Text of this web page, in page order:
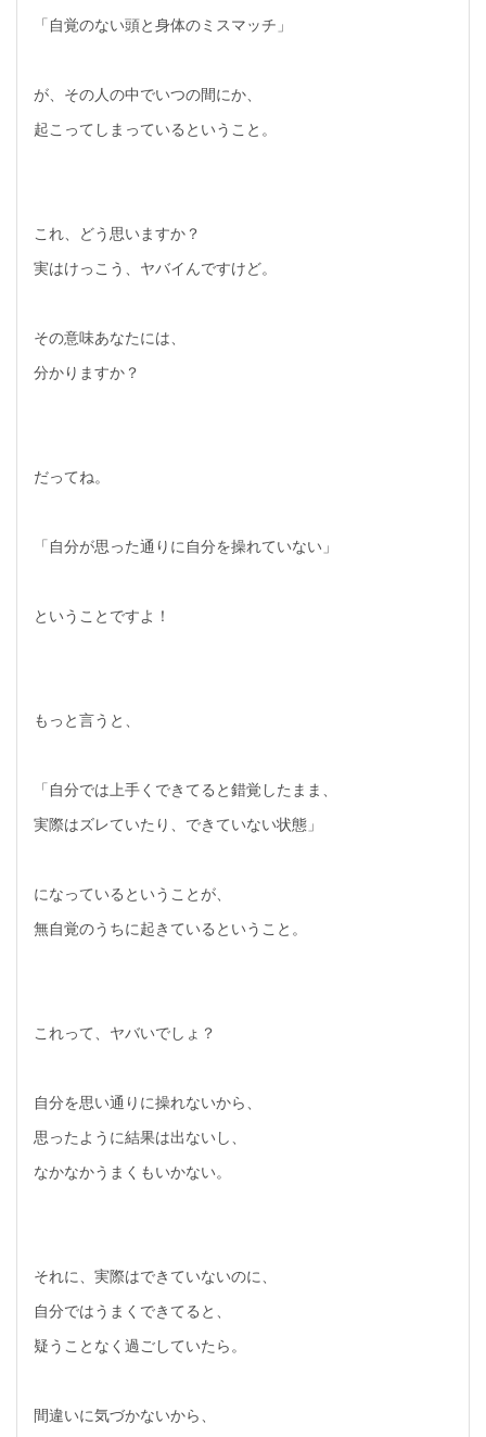
「自覚のない頭と身体のミスマッチ」
が、その人の中でいつの間にか、
起こってしまっているということ。
これ、どう思いますか？
実はけっこう、ヤバイんですけど。
その意味あなたには、
分かりますか？
だってね。
「自分が思った通りに自分を操れていない」
ということですよ！
もっと言うと、
「自分では上手くできてると錯覚したまま、
実際はズレていたり、できていない状態」
になっているということが、
無自覚のうちに起きているということ。
これって、ヤバいでしょ？
自分を思い通りに操れないから、
思ったように結果は出ないし、
なかなかうまくもいかない。
それに、実際はできていないのに、
自分ではうまくできてると、
疑うことなく過ごしていたら。
間違いに気づかないから、